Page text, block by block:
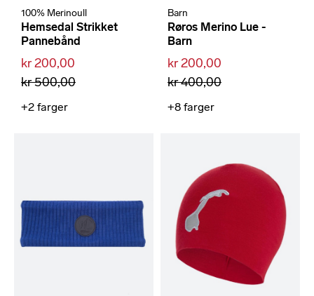
100% Merinoull
Hemsedal Strikket
Pannebånd
kr 200,00
kr 500,00
+2 farger
Barn
Røros Merino Lue -
Barn
kr 200,00
kr 400,00
+8 farger